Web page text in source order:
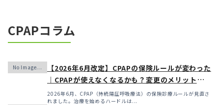
CPAPコラム
【2026年6月改定】CPAPの保険ルールが変わった
｜CPAPが使えなくなるかも？変更のメリット・デ
メリットと「購入」という選択肢
2026年6月、CPAP（持続陽圧呼吸療法）の保険診療ルールが見直さ
れました。治療を始めるハードルは...